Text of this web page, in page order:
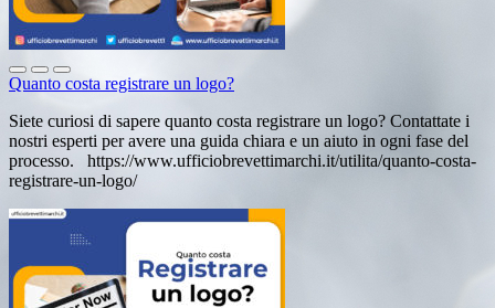
Quanto costa registrare un logo?
Siete curiosi di sapere quanto costa registrare un logo? Contattate i
nostri esperti per avere una guida chiara e un aiuto in ogni fase del
processo. https://www.ufficiobrevettimarchi.it/utilita/quanto-costa-
registrare-un-logo/